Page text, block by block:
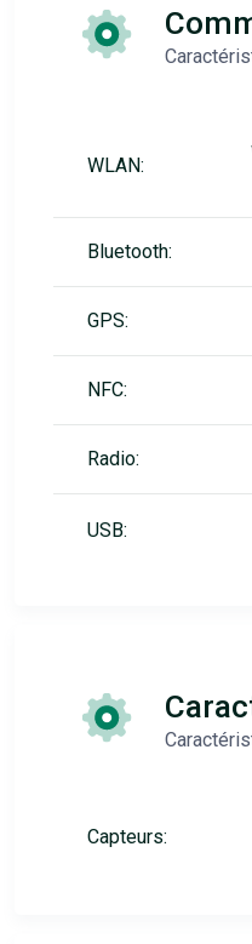
WLAN:
Bluetooth:
GPS:
NFC:
Radio:
USB:
Capteurs: